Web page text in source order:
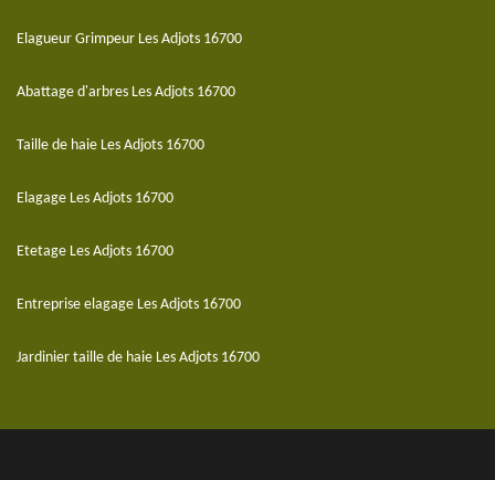
Elagueur Grimpeur Les Adjots 16700
Abattage d'arbres Les Adjots 16700
Taille de haie Les Adjots 16700
Elagage Les Adjots 16700
Etetage Les Adjots 16700
Entreprise elagage Les Adjots 16700
Jardinier taille de haie Les Adjots 16700